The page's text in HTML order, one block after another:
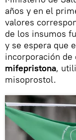
años y en el
valores
de los insumos
y se espera que
incorporación de
mifepristona,
misoprostol.